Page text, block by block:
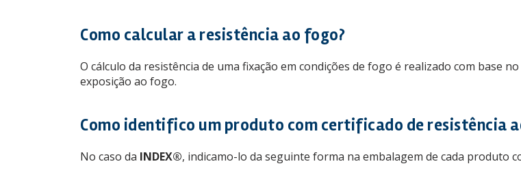
Como calcular a resistência ao fogo?
O cálculo da resistência de uma fixação em condições de fogo é realizado com base
exposição ao fogo.
Como identifico um produto com certificado de resistência
No caso da INDEX®, indicamo-lo da seguinte forma na embalagem de cada produto